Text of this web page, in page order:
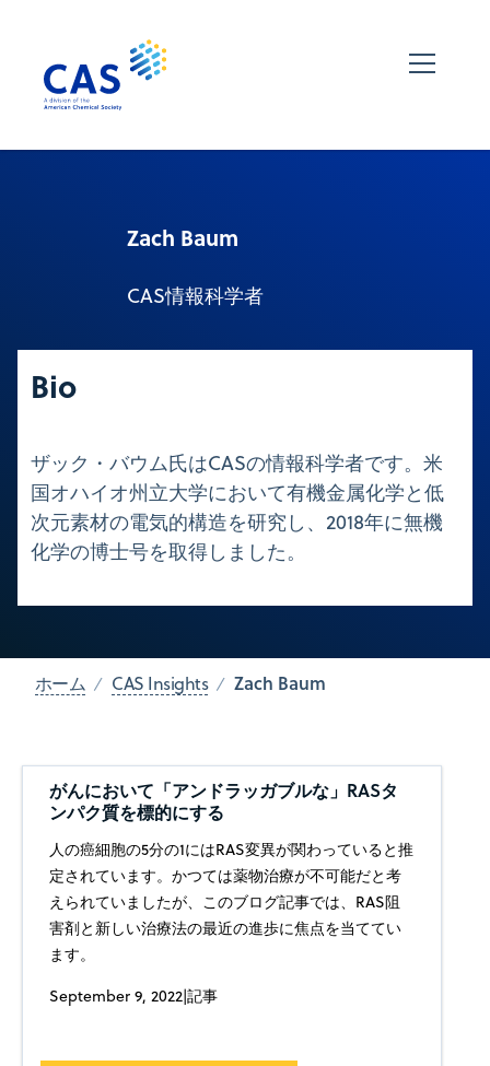
Zach Baum
CAS情報科学者
Bio
ザック・バウム氏はCASの情報科学者です。米
国オハイオ州立大学において有機金属化学と低
次元素材の電気的構造を研究し、2018年に無機
化学の博士号を取得しました。
ホーム CAS Insights Zach Baum
がんにおいて「アンドラッガブルな」RASタ
ンパク質を標的にする
人の癌細胞の5分の1にはRAS変異が関わっていると推
定されています。かつては薬物治療が不可能だと考
えられていましたが、このブログ記事では、RAS阻
害剤と新しい治療法の最近の進歩に焦点を当ててい
ます。
September 9, 2022|記事